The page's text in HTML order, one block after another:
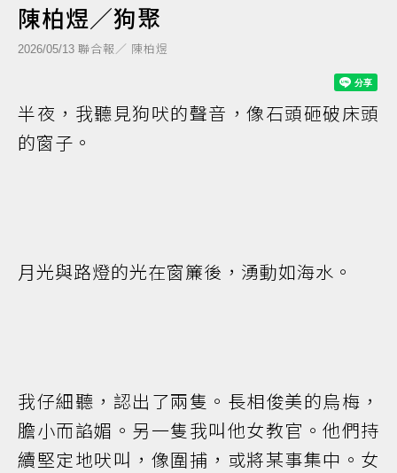
陳柏煜／狗聚
2026/05/13 聯合報／ 陳柏煜
半夜，我聽見狗吠的聲音，像石頭砸破床頭
的窗子。
月光與路燈的光在窗簾後，湧動如海水。
我仔細聽，認出了兩隻。長相俊美的烏梅，
膽小而諂媚。另一隻我叫他女教官。他們持
續堅定地吠叫，像圍捕，或將某事集中。女